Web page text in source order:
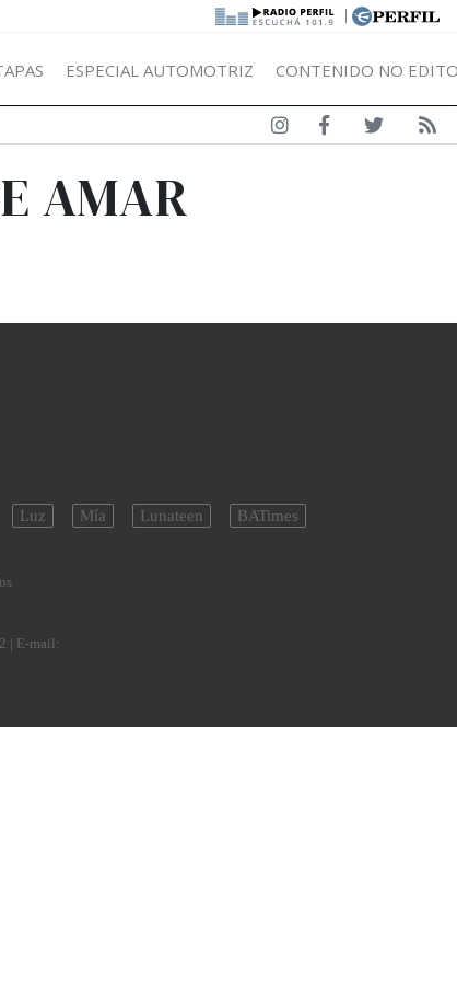
|
ESPECIAL AUTOMOTRIZ CONTENIDO NO
AMAR
Luz Mía Lunateen BATimes
| E-mail: